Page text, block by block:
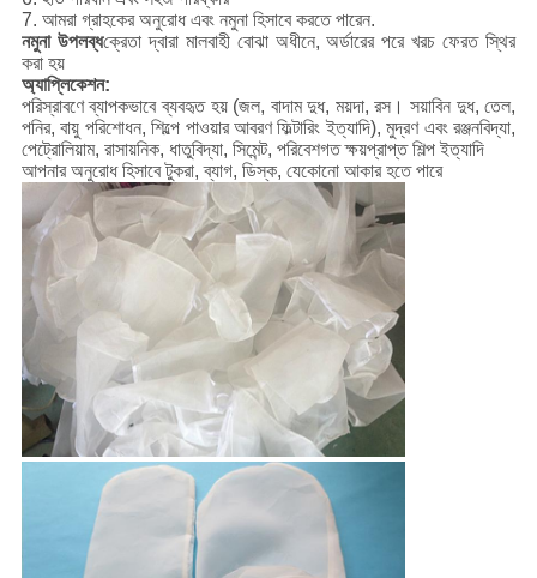
7. আমরা গ্রাহকের অনুরোধ এবং নমুনা হিসাবে করতে পারেন.
নমুনা উপলব্ধক্রেতা দ্বারা মালবাহী বোঝা অধীনে, অর্ডারের পরে খরচ ফেরত স্থির
করা হয়
অ্যাপ্লিকেশন:
পরিস্রাবণে ব্যাপকভাবে ব্যবহৃত হয় (জল, বাদাম দুধ, ময়দা, রস। সয়াবিন দুধ, তেল,
পনির, বায়ু পরিশোধন, শিল্পে পাওয়ার আবরণ ফিল্টারিং ইত্যাদি), মুদ্রণ এবং রঞ্জনবিদ্যা,
পেট্রোলিয়াম, রাসায়নিক, ধাতুবিদ্যা, সিমেন্ট, পরিবেশগত ক্ষয়প্রাপ্ত শিল্প ইত্যাদি
আপনার অনুরোধ হিসাবে টুকরা, ব্যাগ, ডিস্ক, যেকোনো আকার হতে পারে